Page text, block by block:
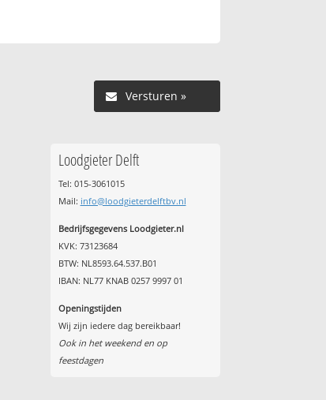
Versturen »
Loodgieter Delft
Tel: 015-3061015
Mail: info@loodgieterdelftbv.nl
Bedrijfsgegevens Loodgieter.nl
KVK: 73123684
BTW: NL8593.64.537.B01
IBAN: NL77 KNAB 0257 9997 01
Openingstijden
Wij zijn iedere dag bereikbaar!
Ook in het weekend en op
feestdagen